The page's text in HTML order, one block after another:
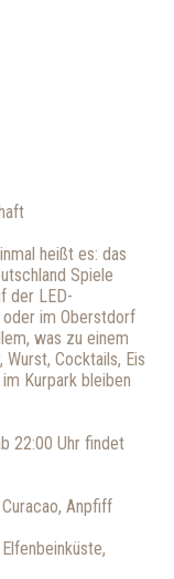
heißt es: das
Spiele
der LED-
im Oberstdorf
was zu einem
Wurst, Cocktails, Eis
Kurpark bleiben
22:00 Uhr findet
Anpfiff